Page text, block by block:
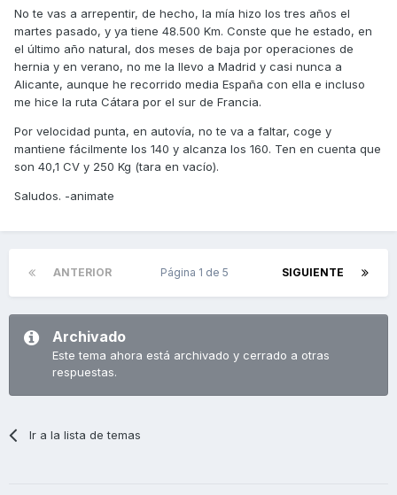
No te vas a arrepentir, de hecho, la mía hizo los tres años el
martes pasado, y ya tiene 48.500 Km. Conste que he estado, en
el último año natural, dos meses de baja por operaciones de
hernia y en verano, no me la llevo a Madrid y casi nunca a
Alicante, aunque he recorrido media España con ella e incluso
me hice la ruta Cátara por el sur de Francia.
Por velocidad punta, en autovía, no te va a faltar, coge y
mantiene fácilmente los 140 y alcanza los 160. Ten en cuenta que
son 40,1 CV y 250 Kg (tara en vacío).
Saludos. -animate
ANTERIOR SIGUIENTE
Página 1 de 5
Archivado
Este tema ahora está archivado y cerrado a otras
respuestas.
Ir a la lista de temas